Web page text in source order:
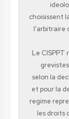
choisissent
Le CISPPT
selon la
et pour la
regime
les droits